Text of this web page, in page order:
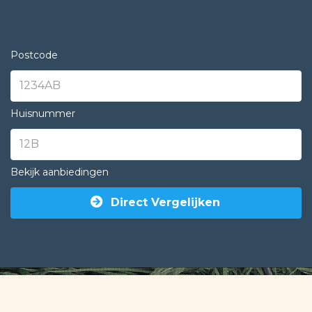
Postcode
Huisnummer
Bekijk aanbiedingen
Direct Vergelijken